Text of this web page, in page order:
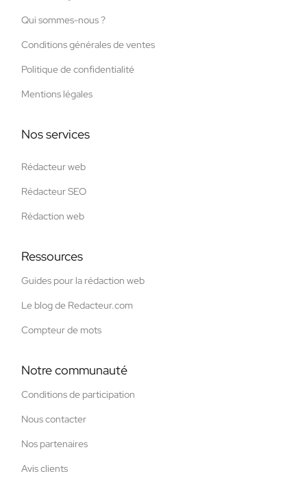
Qui sommes-nous ?
Conditions générales de ventes
Politique de confidentialité
Mentions légales
Nos services
Rédacteur web
Rédacteur SEO
Rédaction web
Ressources
Guides pour la rédaction web
Le blog de Redacteur.com
Compteur de mots
Notre communauté
Conditions de participation
Nous contacter
Nos partenaires
Avis clients